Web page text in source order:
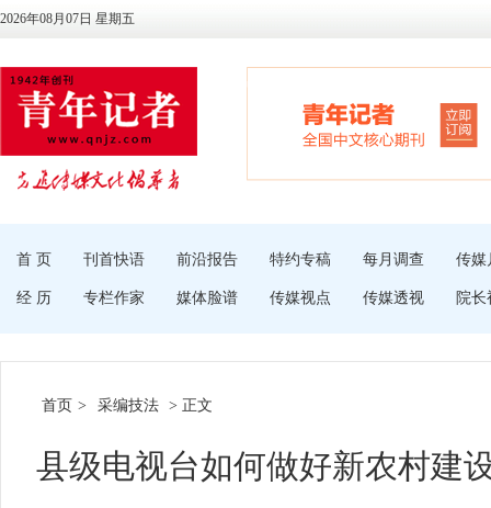
2026年08月07日 星期五
首 页 刊首快语 前沿报告 特约专稿 每月调查 传媒
经 历 专栏作家 媒体脸谱 传媒视点 传媒透视 院长
首页 > 采编技法 > 正文
县级电视台如何做好新农村建